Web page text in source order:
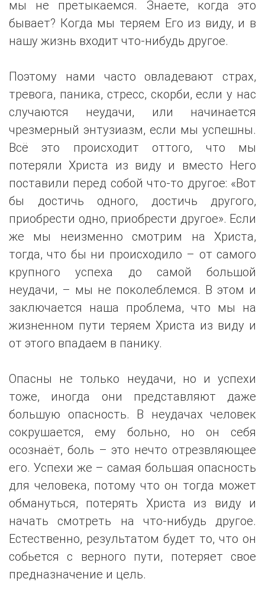
мы не претыкаемся. Знаете, когда это
бывает? Когда мы теряем Его из виду, и в
нашу жизнь входит что-нибудь другое.
Поэтому нами часто овладевают страх,
тревога, паника, стресс, скорби, если у нас
случаются неудачи, или начинается
чрезмерный энтузиазм, если мы успешны.
Всё это происходит оттого, что мы
потеряли Христа из виду и вместо Него
поставили перед собой что-то другое: «Вот
бы достичь одного, достичь другого,
приобрести одно, приобрести другое». Если
же мы неизменно смотрим на Христа,
тогда, что бы ни происходило – от самого
крупного успеха до самой большой
неудачи, – мы не поколеблемся. В этом и
заключается наша проблема, что мы на
жизненном пути теряем Христа из виду и
от этого впадаем в панику.
Опасны не только неудачи, но и успехи
тоже, иногда они представляют даже
большую опасность. В неудачах человек
сокрушается, ему больно, но он себя
осознаёт, боль – это нечто отрезвляющее
его. Успехи же – самая большая опасность
для человека, потому что он тогда может
обмануться, потерять Христа из виду и
начать смотреть на что-нибудь другое.
Естественно, результатом будет то, что он
собьется с верного пути, потеряет свое
предназначение и цель.